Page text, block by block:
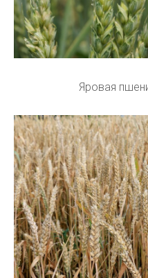
Яровая